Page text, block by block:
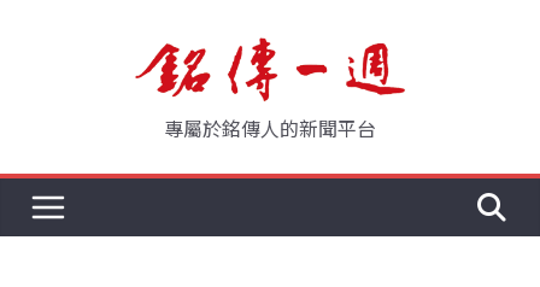
專屬於銘傳人的新聞平台